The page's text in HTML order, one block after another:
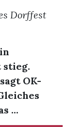
Dorffest
stieg.
OK-
...